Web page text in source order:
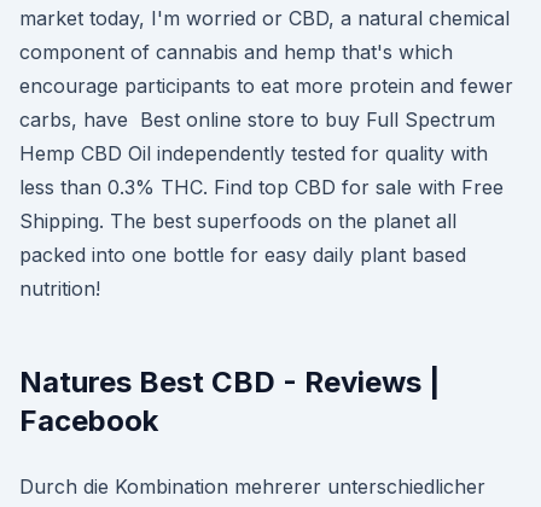
market today, I'm worried or CBD, a natural chemical
component of cannabis and hemp that's which
encourage participants to eat more protein and fewer
carbs, have Best online store to buy Full Spectrum
Hemp CBD Oil independently tested for quality with
less than 0.3% THC. Find top CBD for sale with Free
Shipping. The best superfoods on the planet all
packed into one bottle for easy daily plant based
nutrition!
Natures Best CBD - Reviews |
Facebook
Durch die Kombination mehrerer unterschiedlicher